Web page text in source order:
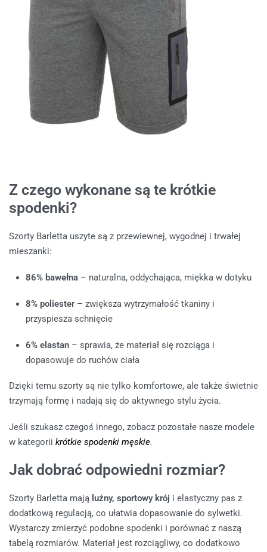
Z czego wykonane są te krótkie
spodenki?
Szorty Barletta uszyte są z przewiewnej, wygodnej i trwałej
mieszanki:
86% bawełna – naturalna, oddychająca, miękka w dotyku
8% poliester– zwiększa wytrzymałość tkaniny i
przyspiesza schnięcie
6% elastan – sprawia, że materiał się rozciąga i
dopasowuje do ruchów ciała
Dzięki temu szorty są nie tylko komfortowe, ale także świetnie
trzymają formę i nadają się do aktywnego stylu życia.
Jeśli szukasz czegoś innego, zobacz pozostałe nasze modele
w kategorii krótkie spodenki męskie.
Jak dobrać odpowiedni rozmiar?
Szorty Barletta mają luźny, sportowy krój i elastyczny pas z
dodatkową regulacją, co ułatwia dopasowanie do sylwetki.
Wystarczy zmierzyć podobne spodenki i porównać z naszą
tabelą rozmiarów. Materiał jest rozciągliwy, co dodatkowo